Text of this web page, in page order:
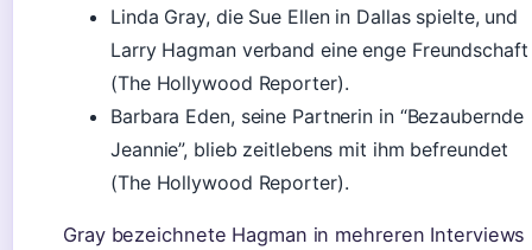
Linda Gray, die Sue Ellen in Dallas spielte, und
Larry Hagman verband eine enge Freundschaft
(The Hollywood Reporter).
Barbara Eden, seine Partnerin in “Bezaubernde
Jeannie”, blieb zeitlebens mit ihm befreundet
(The Hollywood Reporter).
Gray bezeichnete Hagman in mehreren Interviews